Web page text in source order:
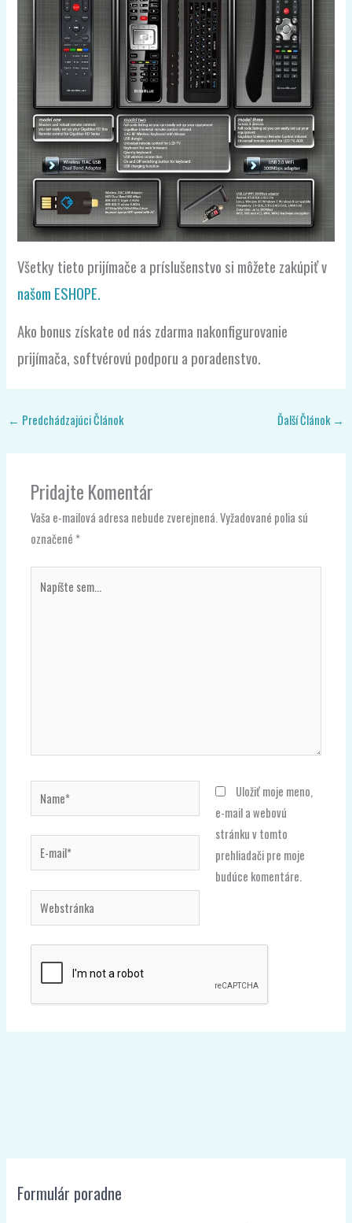
Všetky tieto prijímače a príslušenstvo si môžete zakúpiť v
našom ESHOPE.
Ako bonus získate od nás zdarma nakonfigurovanie
prijímača, softvérovú podporu a poradenstvo.
← Predchádzajúci Článok Ďalší Článok →
Pridajte Komentár
Vaša e-mailová adresa nebude zverejnená.Vyžadované polia sú
označené *
sem...
Name*
mail*
Webstránka
Uložiť moje meno,
e-mail a webovú
stránku v tomto
prehliadači pre moje
budúce komentáre.
Formulár poradne